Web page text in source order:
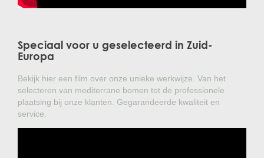
Speciaal voor u geselecteerd in Zuid-
Europa
Bekijk hier een film over onze unieke werkwijze. Van het
selecteren van mediterrane bomen tot de professionele
plaatsing bij onze klanten. Gegarandeerde kwaliteit en
service.